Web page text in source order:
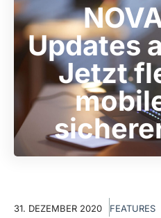
Updates
Jetzt
31. DEZEMBER 2020 FEATURES